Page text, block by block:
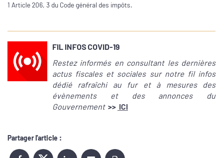
1 Article 206, 3 du Code général des impôts.
FIL INFOS COVID-19
Restez informés en consultant les dernières
actus fiscales et sociales sur notre fil infos
dédié rafraîchi au fur et à mesures des
évènements et des annonces du
Gouvernement>> ICI
Partager l'article :